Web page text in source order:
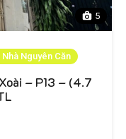
5
Nguyên Căn
– P13 – (4.7